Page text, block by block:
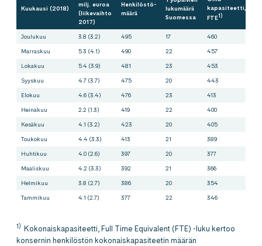
Kuukausi (2018)
milj. euroa
(liikevaihto
2017)
Henkilöstö-
määrä
lukumäärä
Suomessa
kapasiteetti,
FTE1)
Joulukuu 3.8 (3.2) 495 17 460
Marraskuu 5.3 (4.1) 490 22 457
Lokakuu 5.4 (3.9) 481 23 453
Syyskuu 4.7 (3.7) 475 20 443
Elokuu 4.6 (3.4) 476 23 413
Heinäkuu 2.2 (1.3) 419 22 400
Kesäkuu 4.1 (3.2) 423 20 405
Toukokuu 4.4 (3.3) 413 21 389
Huhtikuu 4.0 (2.6) 397 20 377
Maaliskuu 4.2 (3.3) 392 21 366
Helmikuu 3.8 (2.7) 386 20 354
Tammikuu 4.1 (2.7) 377 22 346
1)
Kokonaiskapasiteetti, Full Time Equivalent (FTE) -luku kertoo
konsernin henkilöstön kokonaiskapasiteetin määrän